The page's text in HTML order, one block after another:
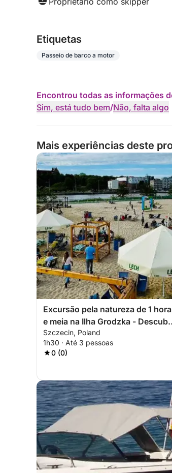
Etiquetas
Passeio de barco a motor
Encontrou todas as informações
Sim, está tudo bem/Não, falta algo
Mais experiências deste
Excursão pela natureza de 1 hora
e meia na Ilha Grodzka -
o lado selvagem de Szczecin
Szczecin, Poland
1h30 · Até 3 pessoas
0 (0)